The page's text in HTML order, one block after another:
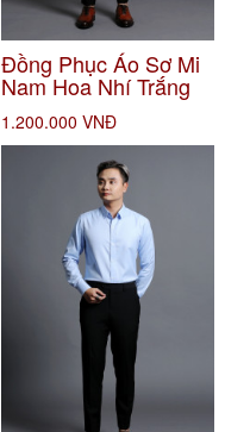
Đồng Phục Áo Sơ Mi
Nam Hoa Nhí Trắng
1.200.000 VNĐ